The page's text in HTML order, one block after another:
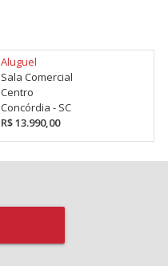
Aluguel
Sala Comercial
Centro
Concórdia - SC
R$ 13.990,00